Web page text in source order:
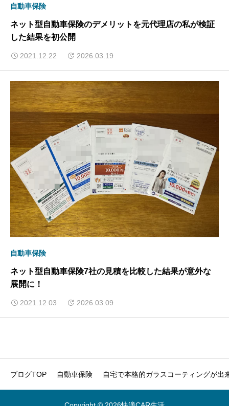
自動車保険
ネット型自動車保険のデメリットを元代理店の私が検証
した結果を初公開
2021.12.22 2026.03.19
自動車保険
ネット型自動車保険7社の見積を比較した結果が意外な
展開に！
2021.12.03 2026.03.09
ブログTOP 自動車保険 自宅で本格的ガラスコーティングが出